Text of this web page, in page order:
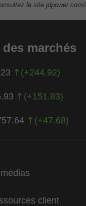
le site jdpower.com/
marchés
(+244.92)
(+151.83)
(+47.68)
client